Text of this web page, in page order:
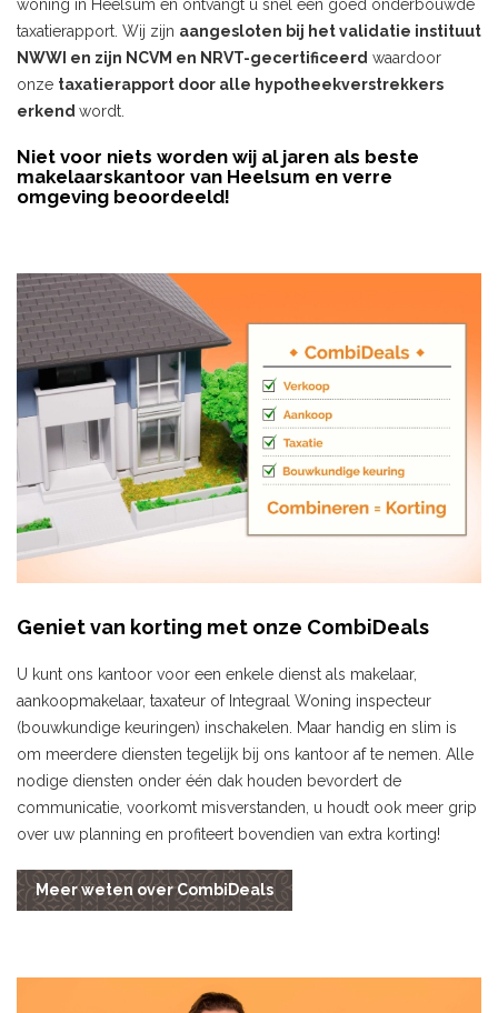
woning in Heelsum en ontvangt u snel een goed onderbouwde
taxatierapport. Wij zijn aangesloten bij het validatie instituut
NWWI en zijn NCVM en NRVT-gecertificeerd waardoor
onze taxatierapport door alle hypotheekverstrekkers
erkend wordt.
Niet voor niets worden wij al jaren als beste
makelaarskantoor van Heelsum en verre
omgeving beoordeeld!
Geniet van korting met onze CombiDeals
U kunt ons kantoor voor een enkele dienst als makelaar,
aankoopmakelaar, taxateur of Integraal Woning inspecteur
(bouwkundige keuringen) inschakelen. Maar handig en slim is
om meerdere diensten tegelijk bij ons kantoor af te nemen. Alle
nodige diensten onder één dak houden bevordert de
communicatie, voorkomt misverstanden, u houdt ook meer grip
over uw planning en profiteert bovendien van extra korting!
Meer weten over CombiDeals